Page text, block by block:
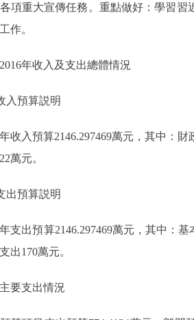
北京概況
DEUTSCH
ESPAÑOL
ITALIANO
項重大宣傳任務。重點做好：學習
作。
年收入及支出總體情況
預算説明
入預算2146.297469萬元，其中：財
萬元。
預算説明
出預算2146.297469萬元，其中：基
出170萬元。
支出情況